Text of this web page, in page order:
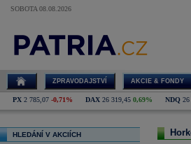
SOBOTA 08.08.2026
ZPRAVODAJSTVÍ AKCIE & FONDY
PX 2 785,07 -0,71% DAX 26 319,45 0,69% NDQ 26
HLEDÁNÍ V AKCIÍCH